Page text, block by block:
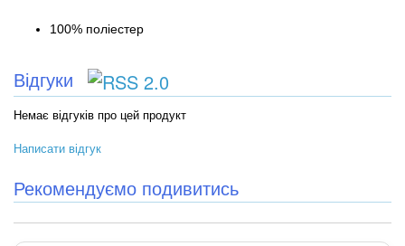
100% поліестер
Відгуки
Немає відгуків про цей продукт
Написати відгук
Рекомендуємо подивитись